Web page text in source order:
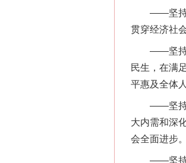
——坚持党
贯穿经济社
——坚持人
民生，在满
平惠及全体人
——坚持高
大内需和深
会全面进步。
——坚持全